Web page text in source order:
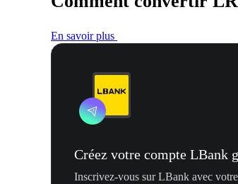
En savoir plus
Créez votre compte LBank
Inscrivez-vous sur LBank avec votre